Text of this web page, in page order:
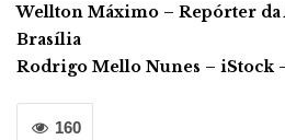
Wellton Máximo – Repórter da
Brasília
Rodrigo Mello Nunes – iStock
160